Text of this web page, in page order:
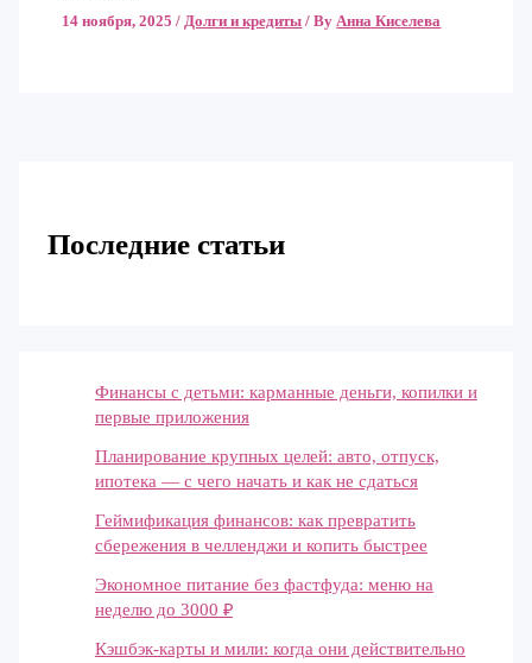
14 ноября, 2025/ Долги и кредиты / By Анна Киселева
Последние статьи
Финансы с детьми: карманные деньги, копилки и
первые приложения
Планирование крупных целей: авто, отпуск,
ипотека — с чего начать и как не сдаться
Геймификация финансов: как превратить
сбережения в челленджи и копить быстрее
Экономное питание без фастфуда: меню на
неделю до 3000 ₽
Кэшбэк-карты и мили: когда они действительно